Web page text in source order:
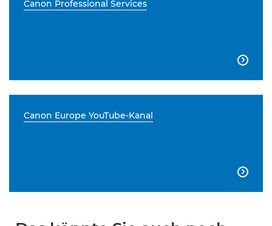
Canon Professional Services

Canon Europe YouTube-Kanal
